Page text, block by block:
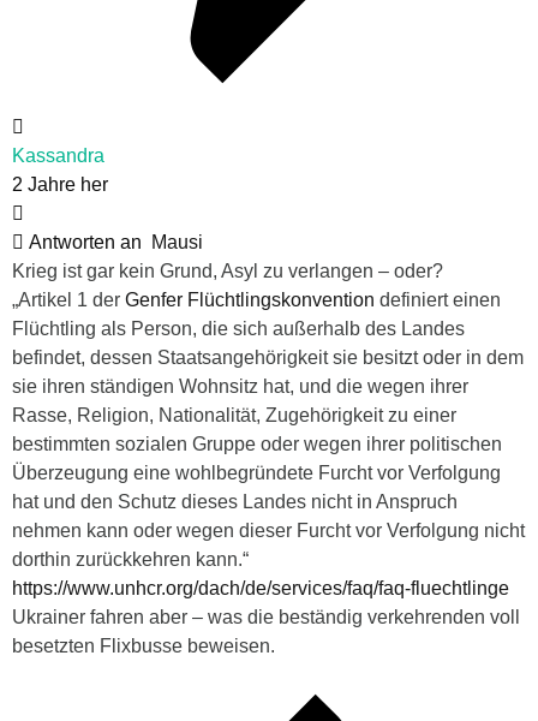
Kassandra
2 Jahre her
Antworten an
Mausi
Krieg ist gar kein Grund, Asyl zu verlangen – oder?
„Artikel 1 der Genfer Flüchtlingskonvention definiert einen
Flüchtling als Person, die sich außerhalb des Landes
befindet, dessen Staatsangehörigkeit sie besitzt oder in dem
sie ihren ständigen Wohnsitz hat, und die wegen ihrer
Rasse, Religion, Nationalität, Zugehörigkeit zu einer
bestimmten sozialen Gruppe oder wegen ihrer politischen
Überzeugung eine wohlbegründete Furcht vor Verfolgung
hat und den Schutz dieses Landes nicht in Anspruch
nehmen kann oder wegen dieser Furcht vor Verfolgung nicht
dorthin zurückkehren kann.“
https://www.unhcr.org/dach/de/services/faq/faq-fluechtlinge
Ukrainer fahren aber – was die beständig verkehrenden voll
besetzten Flixbusse beweisen.